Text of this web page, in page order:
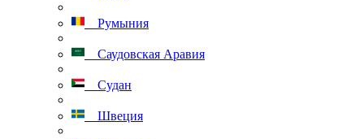
Румыния
Саудовская Аравия
Судан
Швеция